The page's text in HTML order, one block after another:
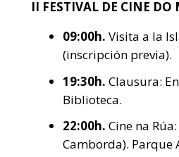
II FESTIVAL DE CINE DO
09:00h. Visita a la
(inscripción previa).
19:30h. Clausura:
Biblioteca.
22:00h. Cine na
Camborda). Parque